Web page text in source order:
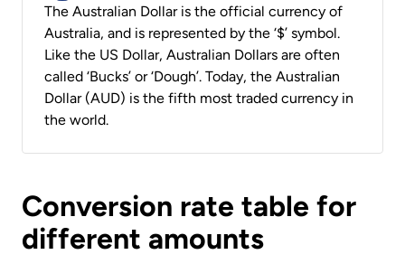
The Australian Dollar is the official currency of
Australia, and is represented by the ‘$’ symbol.
Like the US Dollar, Australian Dollars are often
called ‘Bucks’ or ‘Dough’. Today, the Australian
Dollar (AUD) is the fifth most traded currency in
the world.
Conversion rate table for
different amounts